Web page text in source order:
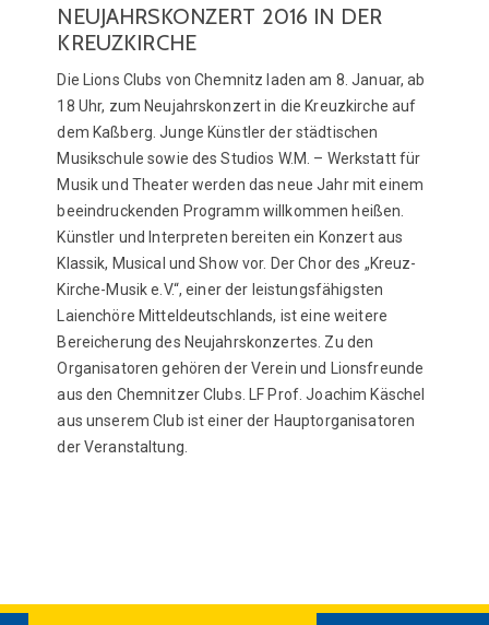
NEUJAHRSKONZERT 2016 IN DER
KREUZKIRCHE
Die Lions Clubs von Chemnitz laden am 8. Januar, ab
18 Uhr, zum Neujahrskonzert in die Kreuzkirche auf
dem Kaßberg. Junge Künstler der städtischen
Musikschule sowie des Studios W.M. – Werkstatt für
Musik und Theater werden das neue Jahr mit einem
beeindruckenden Programm willkommen heißen.
Künstler und Interpreten bereiten ein Konzert aus
Klassik, Musical und Show vor. Der Chor des „Kreuz-
Kirche-Musik e.V.“, einer der leistungsfähigsten
Laienchöre Mitteldeutschlands, ist eine weitere
Bereicherung des Neujahrskonzertes. Zu den
Organisatoren gehören der Verein und Lionsfreunde
aus den Chemnitzer Clubs. LF Prof. Joachim Käschel
aus unserem Club ist einer der Hauptorganisatoren
der Veranstaltung.